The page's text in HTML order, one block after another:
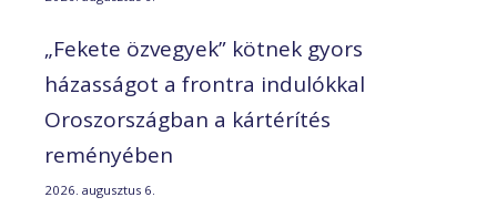
„Fekete özvegyek” kötnek gyors
házasságot a frontra indulókkal
Oroszországban a kártérítés
reményében
2026. augusztus 6.